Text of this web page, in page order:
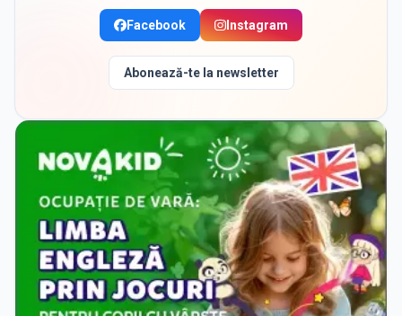
Facebook Instagram
Abonează-te la newsletter